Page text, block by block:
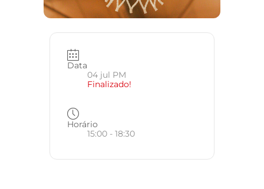
Data
04 jul PM
Finalizado!
Horário
15:00 - 18:30